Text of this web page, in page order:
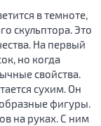
в темноте,
скульптора. Это
На первый
но когда
свойства.
сухим. Он
фигуры.
на руках. С ним